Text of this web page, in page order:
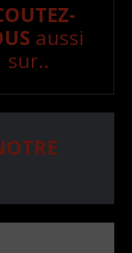
aussi
sur..